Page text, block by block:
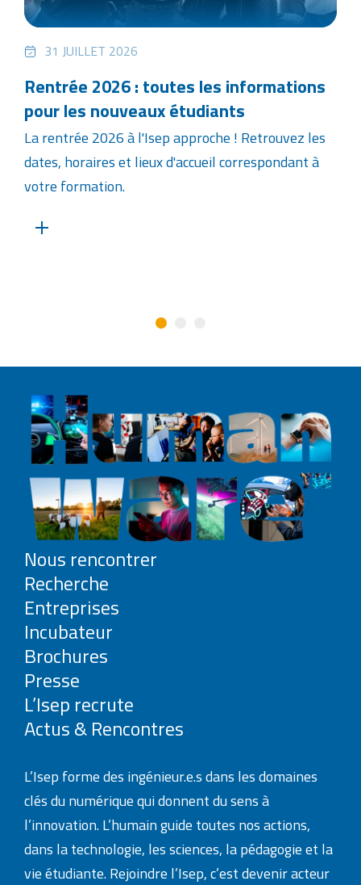
31 JUILLET 2026
Rentrée 2026 : toutes les informations
pour les nouveaux étudiants
La rentrée 2026 à l'Isep approche ! Retrouvez les
dates, horaires et lieux d'accueil correspondant à
votre formation.
Nous rencontrer
Recherche
Entreprises
Incubateur
Brochures
Presse
L’Isep recrute
Actus & Rencontres
L’Isep forme des ingénieur.e.s dans les domaines
clés du numérique qui donnent du sens à
l’innovation. L’humain guide toutes nos actions,
dans la technologie, les sciences, la pédagogie et la
vie étudiante. Rejoindre l’Isep, c’est devenir acteur